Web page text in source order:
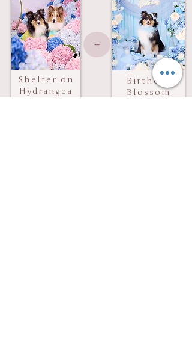
Shelter on
Hydrangea
＋
Birthday
Blossom